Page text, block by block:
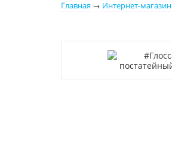
Главная → Интернет-магазин